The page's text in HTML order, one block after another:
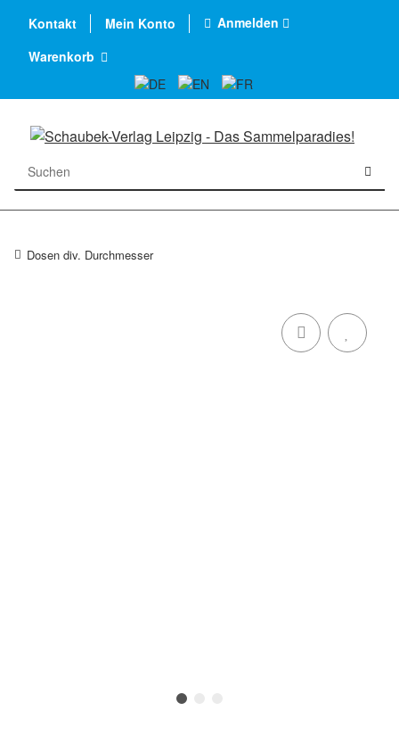
Kontakt Mein Konto
Anmelden
Warenkorb
Dosen div. Durchmesser